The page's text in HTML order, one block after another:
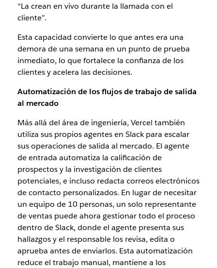
“La crean en vivo durante la llamada con el
cliente”.
Esta capacidad convierte lo que antes era una
demora de una semana en un punto de prueba
inmediato, lo que fortalece la confianza de los
clientes y acelera las decisiones.
Automatización de los flujos de trabajo de salida
al mercado
Más allá del área de ingeniería, Vercel también
utiliza sus propios agentes en Slack para escalar
sus operaciones de salida al mercado. El agente
de entrada automatiza la calificación de
prospectos y la investigación de clientes
potenciales, e incluso redacta correos electrónicos
de contacto personalizados. En lugar de necesitar
un equipo de 10 personas, un solo representante
de ventas puede ahora gestionar todo el proceso
dentro de Slack, donde el agente presenta sus
hallazgos y el responsable los revisa, edita o
aprueba antes de enviarlos. Esta automatización
reduce el trabajo manual, mantiene a los